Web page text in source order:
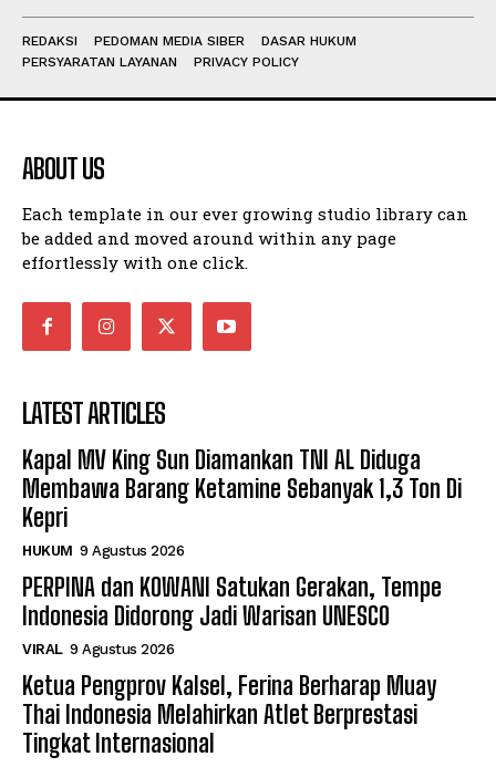
REDAKSI PEDOMAN MEDIA SIBER
DASAR HUKUM
PERSYARATAN LAYANAN
PRIVACY POLICY
ABOUT US
Each template in our ever growing studio library can
be added and moved around within any page
effortlessly with one click.
LATEST ARTICLES
Kapal MV King Sun Diamankan TNI AL Diduga
Membawa Barang Ketamine Sebanyak 1,3 Ton Di
Kepri
HUKUM 9 Agustus 2026
PERPINA dan KOWANI Satukan Gerakan, Tempe
Indonesia Didorong Jadi Warisan UNESCO
VIRAL 9 Agustus 2026
Ketua Pengprov Kalsel, Ferina Berharap Muay
Thai Indonesia Melahirkan Atlet Berprestasi
Tingkat Internasional